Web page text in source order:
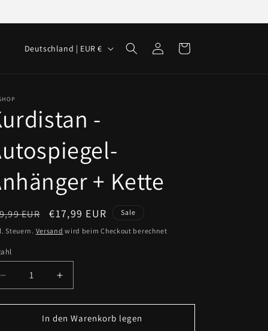
/
e
g
i
o
n
Deutschland | EUR € EinloggenWarenkorb
-
+ Kette
EUR Verkaufspreis
€17,99 EUR Sale
Steuern. Versand wird beim Checkout berechnet
Verringere
die
Menge
Erhöhe
die
Menge
für
In den Warenkorb legen